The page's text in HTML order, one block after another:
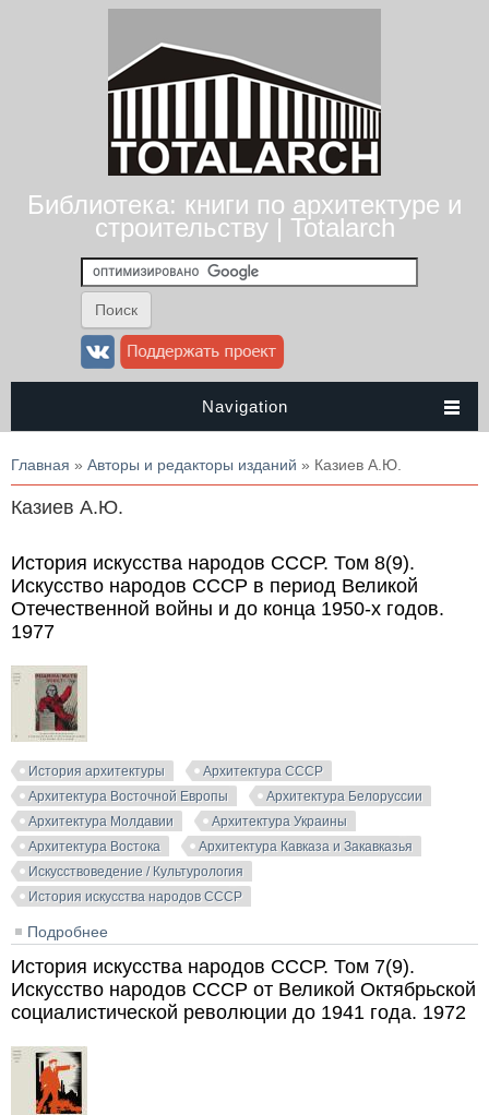
Библиотека: книги по архитектуре и
строительству | Totalarch
Navigation
Вы здесь
Главная » Авторы и редакторы изданий » Казиев А.Ю.
Казиев А.Ю.
История искусства народов СССР. Том 8(9).
Искусство народов СССР в период Великой
Отечественной войны и до конца 1950-х годов.
1977
История архитектуры
Архитектура СССР
Архитектура Восточной Европы
Архитектура Белоруссии
Архитектура Молдавии
Архитектура Украины
Архитектура Востока
Архитектура Кавказа и Закавказья
Искусствоведение / Культурология
История искусства народов СССР
Подробнее
Отечественной войны и до конца 1950-х годов. 1977
История искусства народов СССР. Том 7(9).
Искусство народов СССР от Великой Октябрьской
социалистической революции до 1941 года. 1972